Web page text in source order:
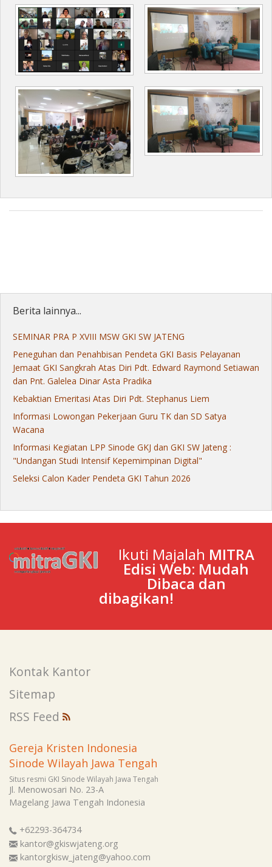
Berita lainnya...
SEMINAR PRA P XVIII MSW GKI SW JATENG
Peneguhan dan Penahbisan Pendeta GKI Basis Pelayanan
Jemaat GKI Sangkrah Atas Diri Pdt. Edward Raymond Setiawan
dan Pnt. Galelea Dinar Asta Pradika
Kebaktian Emeritasi Atas Diri Pdt. Stephanus Liem
Informasi Lowongan Pekerjaan Guru TK dan SD Satya
Wacana
Informasi Kegiatan LPP Sinode GKJ dan GKI SW Jateng :
"Undangan Studi Intensif Kepemimpinan Digital"
Seleksi Calon Kader Pendeta GKI Tahun 2026
Ikuti Majalah MITRA
Edisi Web: Mudah
Dibaca dan
dibagikan!
Kontak Kantor
Sitemap
RSS Feed
Gereja Kristen Indonesia
Sinode Wilayah Jawa Tengah
Situs resmi GKI Sinode Wilayah Jawa Tengah
Jl. Menowosari No. 23-A
Magelang Jawa Tengah Indonesia
+62293-364734
kantor@gkiswjateng.org
kantorgkisw_jateng@yahoo.com